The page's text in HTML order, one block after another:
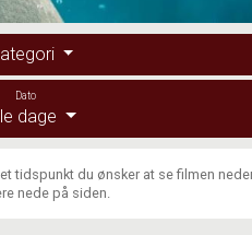
Dato
dage
tidspunkt du ønsker at se filmen
nede på siden.